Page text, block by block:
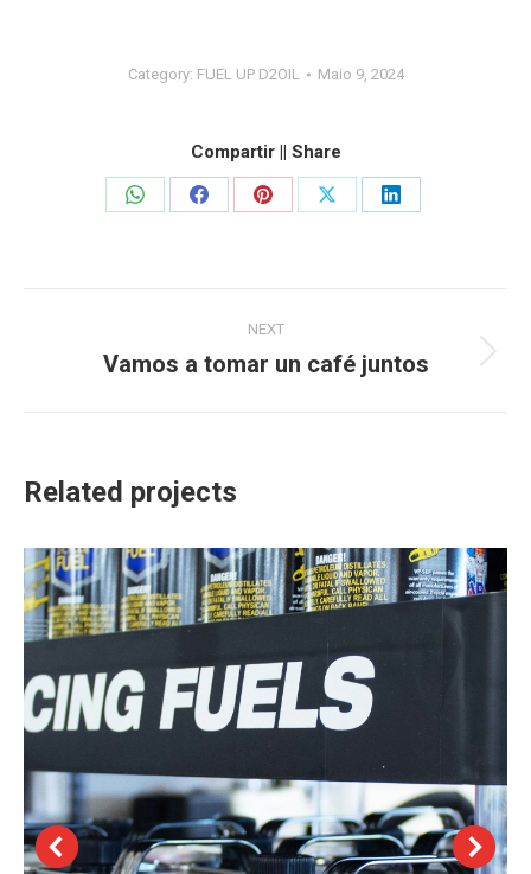
Category: FUEL UP D2OIL Maio 9, 2024
Compartir || Share
Share
Share
Share
Share
Share
navigation
NEXT
Next
Vamos a tomar un café juntos
Related projects